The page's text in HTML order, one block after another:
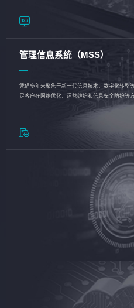
管理信息系统（MSS）
凭借多年来聚焦于新一代信息技术、数字化转型
足客户在网络优化、运营维护和信息安全防护等